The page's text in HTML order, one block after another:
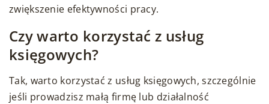
zwiększenie efektywności pracy.
Czy warto korzystać z usług
księgowych?
Tak, warto korzystać z usług księgowych, szczególnie
jeśli prowadzisz małą firmę lub działalność